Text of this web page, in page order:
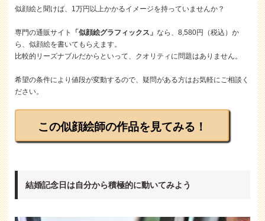
似顔絵と聞けば、1万円以上かかるイメージを持っていませんか？
専門の通販サイト 「似顔絵グラフィックス」なら、8,580円（税込）か
ら、似顔絵を書いてもらえます。
比較的リーズナブルだからといって、クオリティに問題はありません。
希望の条件により値段が変動するので、疑問がある方はお気軽にご相談く
ださい。
この似顔絵師の作品を見てみる！
結婚記念日は自分から積極的に動いてみよう